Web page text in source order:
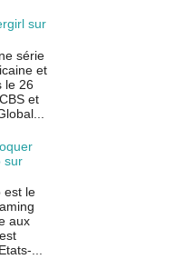
sur
série
et
le 26
et
sur
est le
aux
...